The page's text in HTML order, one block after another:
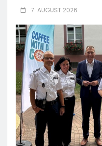
7. AUGUST 2026